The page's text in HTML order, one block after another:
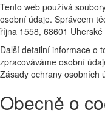
Tento web používá
osobní údaje. Správcem
října 1558, 68601
Další detailní informace o
zpracováváme osobní
Zásady ochrany osobních
Obecně o